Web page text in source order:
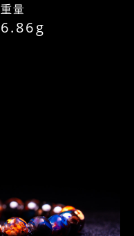
重量
6.86g